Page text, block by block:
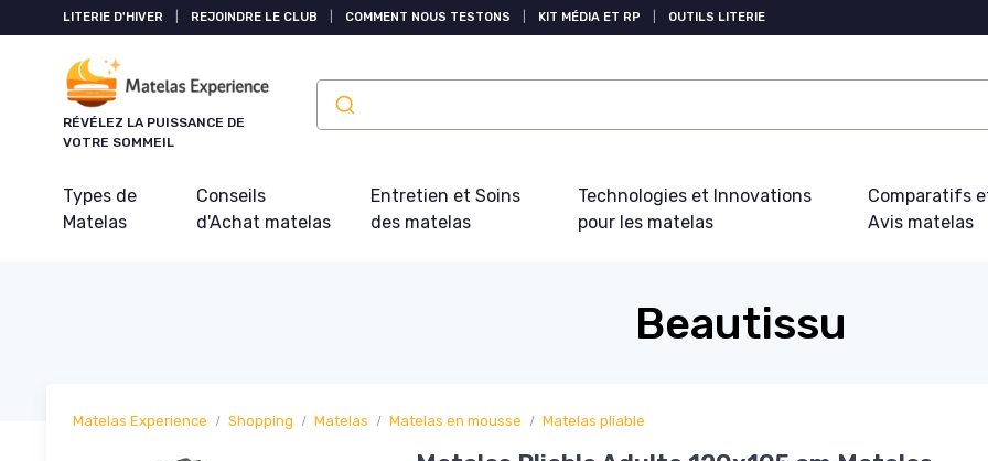
LITERIE D'HIVER REJOINDRE LE CLUB COMMENT NOUS TESTONS KIT MÉDIA ET RP OUTILS LITERIE
RÉVÉLEZ LA PUISSANCE DE
VOTRE SOMMEIL
Types de
Matelas
Conseils
d'Achat matelas
Entretien et Soins
des matelas
Technologies et Innovations
pour les matelas
Comparatifs
Avis matelas
Beautissu
Matelas Experience Shopping Matelas Matelas en mousse Matelas pliable
Panneau de gestion des cookies